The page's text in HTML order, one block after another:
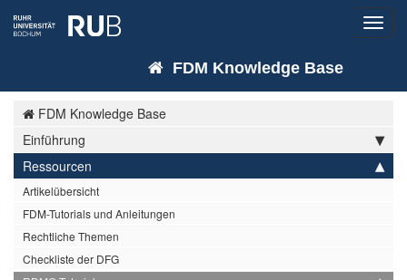
FDM Knowledge Base
FDM Knowledge Base
Einführung
Ressourcen
Artikelübersicht
FDM-Tutorials und Anleitungen
Rechtliche Themen
Checkliste der DFG